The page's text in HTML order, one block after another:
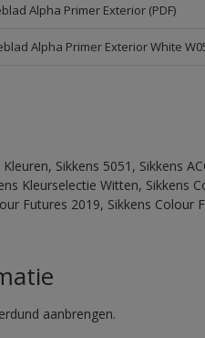
Alpha Primer Exterior (PDF)
Alpha Primer Exterior White
Sikkens 5051, Sikkens
Kleurselectie Witten, Sikkens
Futures 2019, Sikkens Colour
aanbrengen.